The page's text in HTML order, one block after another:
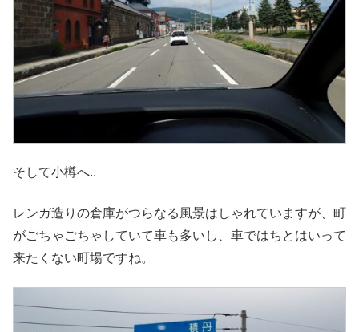
そして小樽へ..
レンガ造りの倉庫がつらなる風景はしゃれていますが、町
がごちゃごちゃしていて車も多いし、車ではちとはいって
来たくない町場ですね。